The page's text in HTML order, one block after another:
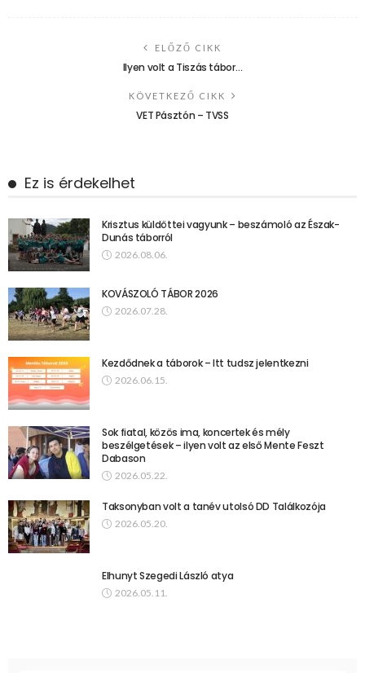
ELŐZŐ CIKK
Ilyen volt a Tiszás tábor…
KÖVETKEZŐ CIKK
VET Pásztón – TVSS
Ez is érdekelhet
Krisztus küldöttei vagyunk – beszámoló az Észak-
Dunás táborról
2026.08.06.
KOVÁSZOLÓ TÁBOR 2026
2026.07.28.
Kezdődnek a táborok – Itt tudsz jelentkezni
2026.06.15.
Sok fiatal, közös ima, koncertek és mély
beszélgetések – ilyen volt az első Mente Feszt
Dabason
2026.05.22.
Taksonyban volt a tanév utolsó DD Találkozója
2026.05.20.
Elhunyt Szegedi László atya
2026.05.11.